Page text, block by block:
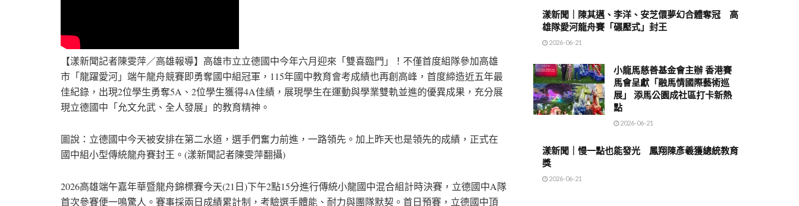
【漾新聞記者陳雯萍／高雄報導】高雄市立立德國中今年六月迎來「雙喜臨門」！不僅首度組隊參加高雄
市「龍躍愛河」端午龍舟競賽即勇奪國中組冠軍，115年國中教育會考成績也再創高峰，首度締造近五年最
佳紀錄，出現2位學生勇奪5A、2位學生獲得4A佳績，展現學生在運動與學業雙軌並進的優異成果，充分展
現立德國中「允文允武、全人發展」的教育精神。
圖說：立德國中今天被安排在第二水道，選手們奮力前進，一路領先。加上昨天也是領先的成績，正式在
國中組小型傳統龍舟賽封王。(漾新聞記者陳雯萍翻攝)
2026高雄端午嘉年華暨龍舟錦標賽今天(21日)下午2點15分進行傳統小龍國中混合組計時決賽，立德國中A隊
首次參賽便一鳴驚人。賽事採兩日成績累計制，考驗選手體能、耐力與團隊默契。首日預賽，立德國中頂
漾新聞｜陳其邁、李洋、安芝儇夢幻合體奪冠 高
雄隊愛河龍舟賽「碾壓式」封王
2026-06-21
小龍馬慈善基金會主辦 香港賽
馬會呈獻「融馬情國際藝術巡
展」 添馬公園成社區打卡新熱
點
2026-06-21
漾新聞｜慢一點也能發光 鳳翔陳彥羲獲總統教育
獎
2026-06-21